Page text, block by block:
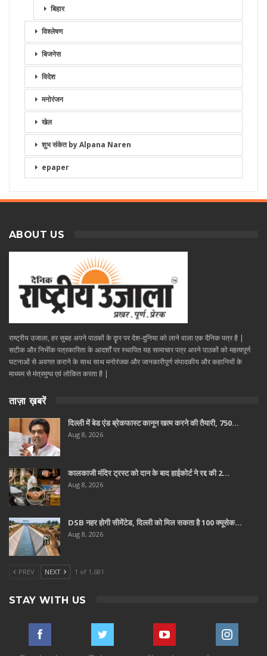
बिहार
विश्लेषण
बिजनेस
विदेश
मनोरंजन
खेल
शुभ संकेत by Alpana Naren
epaper
ABOUT US
राष्ट्रीय उजाला, हर सुबह अपने पाठकों के दॄार पर देश-दुनिया को लाने वाला एक दैनिक पत्र है |
सटीक और निभींक पत्रकारिता के आदर्शों पर स्थापित यह सामाचार पत्र अपने पाठकों को महत्वपूर्ण
घटनाओं से अवगत कराने के साथ साथ मनोरंजक और जानकारीपूर्ण संपादकीय और कहानियों के
माध्यम से मंत्रमुग्ध एवं लोकित करता है |
ताज़ा ख़बरें
दिल्ली में बेड एंड ब्रेकफास्ट कानून खत्म करने की तैयारी, 750…
Aug 8, 2026
कालकाजी मंदिर ट्रस्ट को दान के बाद हाईकोर्ट ने रद्द की 2…
Aug 8, 2026
DSB नहर होगी सीमेंटेड, दिल्ली को मिल सकता है 100 क्यूसेक…
Aug 8, 2026
PREV NEXT 1 of 1,681
STAY WITH US